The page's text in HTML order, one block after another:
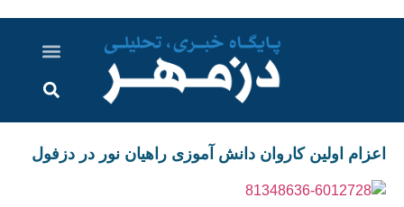
اعزام اولین کاروان دانش آموزی راهیان نور در دزفول